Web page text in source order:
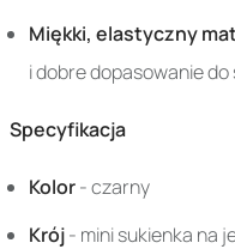
Miękki, elastyczny
i dobre dopasowanie
Specyfikacja
Kolor- czarny
Krój- mini sukienka na